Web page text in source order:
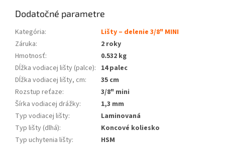
Dodatočné parametre
Kategória:
Lišty – delenie 3/8" MINI
Záruka:
2 roky
Hmotnosť:
0.532 kg
Dĺžka vodiacej lišty (palce): 14 palec
Dĺžka vodiacej lišty, cm:
35 cm
Rozstup reťaze:
3/8" mini
Šírka vodiacej drážky:
1,3 mm
Typ vodiacej lišty:
Laminovaná
Typ lišty (dlhá):
Koncové koliesko
Typ uchytenia lišty: HSM